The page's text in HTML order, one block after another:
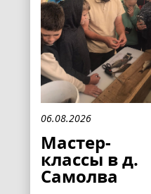
06.08.2026
Мастер-
классы в д.
Самолва